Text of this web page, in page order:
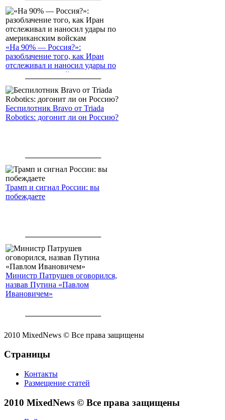
«На 90% — Россия?»:
разоблачение того, как Иран
отслеживал и наносил удары по
американским войскам
Беспилотник Bravo от Triada
Robotics: догонит ли он Россию?
Трамп и сигнал России: вы
побеждаете
Министр Патрушев оговорился,
назвав Путина «Павлом
Ивановичем»
2010 MixedNews © Все права защищены
Страницы
Контакты
Размещение статей
2010 MixedNews © Все права защищены